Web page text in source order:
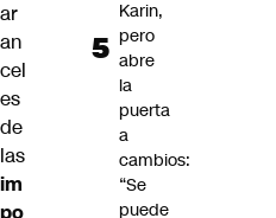
ar
an
cel
es
de
las
im
Karin,
pero
abre
la
puerta
a
cambios:
“Se
puede